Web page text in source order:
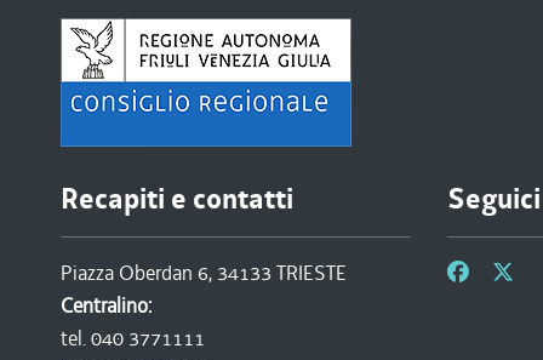
Recapiti e contatti
Piazza Oberdan 6, 34133 TRIESTE
Centralino:
tel. 040 3771111